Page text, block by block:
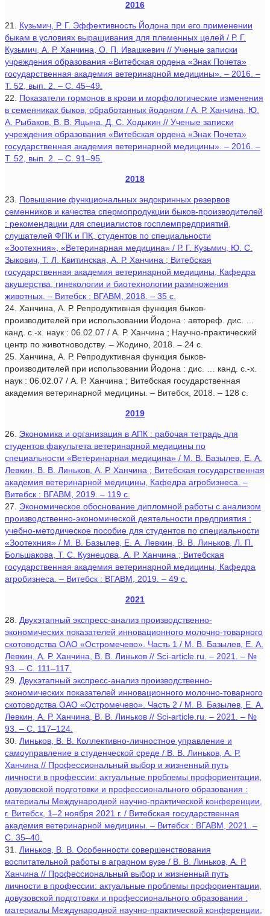
2016
21. Кузьмич, Р. Г. Эффективность Йодона при его применении
быкам в условиях выращивания для племенных целей / Р. Г.
Кузьмич, А. Р. Ханчина, О. П. Ивашкевич // Ученые записки
учреждения образования «Витебская ордена «Знак Почета»
государственная академия ветеринарной медицины». – 2016. –
Т. 52, вып. 2. – С. 45–49.
22. Показатели гормонов в крови и морфологические изменения
в семенниках быков, обработанных йодоном / А. Р. Ханчина, Ю.
А. Рыбаков, В. В. Яцына, Д. С. Ходыкин // Ученые записки
учреждения образования «Витебская ордена «Знак Почета»
государственная академия ветеринарной медицины». – 2016. –
Т. 52, вып. 2. – С. 91–95.
2018
23. Повышение функциональных эндокринных резервов
семенников и качества спермопродукции быков-производителей
: рекомендации для специалистов госплемпредприятий,
слушателей ФПК и ПК, студентов по специальности
«Зоотехния», «Ветеринарная медицина» / Р. Г. Кузьмич, Ю. С.
Зыкович, Т. Л. Квитинская, А. Р. Ханчина ; Витебская
государственная академия ветеринарной медицины, Кафедра
акушерства, гинекологии и биотехнологии размножения
животных. – Витебск : ВГАВМ, 2018. – 35 с.
24. Ханчина, А. Р. Репродуктивная функция быков-
производителей при использовании Йодона : автореф. дис. …
канд. с.-х. наук : 06.02.07 / А. Р. Ханчина ; Научно-практический
центр по животноводству. – Жодино, 2018. – 24 с.
25. Ханчина, А. Р. Репродуктивная функция быков-
производителей при использовании Йодона : дис. … канд. с.-х.
наук : 06.02.07 / А. Р. Ханчина ; Витебская государственная
академия ветеринарной медицины. – Витебск, 2018. – 128 с.
2019
26. Экономика и организация в АПК : рабочая тетрадь для
студентов факультета ветеринарной медицины по
специальности «Ветеринарная медицина» / М. В. Базылев, Е. А.
Левкин, В. В. Линьков, А. Р. Ханчина ; Витебская государственная
академия ветеринарной медицины, Кафедра агробизнеса. –
Витебск : ВГАВМ, 2019. – 119 с.
27. Экономическое обоснование дипломной работы с анализом
производственно-экономической деятельности предприятия :
учебно-методическое пособие для студентов по специальности
«Зоотехния» / М. В. Базылев, Е. А. Левкин, В. В. Линьков, Л. П.
Большакова, Т. С. Кузнецова, А. Р. Ханчина ; Витебская
государственная академия ветеринарной медицины, Кафедра
агробизнеса. – Витебск : ВГАВМ, 2019. – 49 с.
2021
28. Двухэтапный экспресс-анализ производственно-
экономических показателей инновационного молочно-товарного
скотоводства ОАО «Остромечево». Часть 1 / М. В. Базылев, Е. А.
Левкин, А. Р. Ханчина, В. В. Линьков // Sci-article.ru. – 2021. – №
93. – С. 111–117.
29. Двухэтапный экспресс-анализ производственно-
экономических показателей инновационного молочно-товарного
скотоводства ОАО «Остромечево». Часть 2 / М. В. Базылев, Е. А.
Левкин, А. Р. Ханчина, В. В. Линьков // Sci-article.ru. – 2021. – №
93. – С. 117–124.
30. Линьков, В. В. Коллективно-личностное управление и
самоуправление в студенческой среде / В. В. Линьков, А. Р.
Ханчина // Профессиональный выбор и жизненный путь
личности в профессии: актуальные проблемы профориентации,
довузовской подготовки и профессионального образования :
материалы Международной научно-практической конференции,
г. Витебск, 1–2 ноября 2021 г. / Витебская государственная
академия ветеринарной медицины. – Витебск : ВГАВМ, 2021. –
С. 35–40.
31. Линьков, В. В. Особенности совершенствования
воспитательной работы в аграрном вузе / В. В. Линьков, А. Р.
Ханчина // Профессиональный выбор и жизненный путь
личности в профессии: актуальные проблемы профориентации,
довузовской подготовки и профессионального образования :
материалы Международной научно-практической конференции,